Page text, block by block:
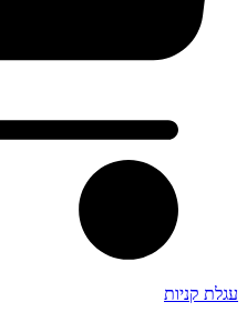
עגלת קניות